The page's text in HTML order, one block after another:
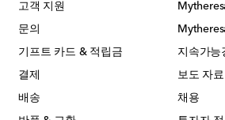
고객 지원
문의
기프트 카드 & 적립금
결제
배송
지속가능
보도 자료
채용